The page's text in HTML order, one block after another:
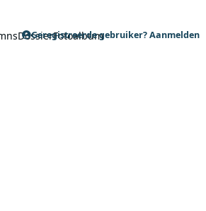
DossierFotoalbum
Geregistreerde gebruiker? Aanmelden